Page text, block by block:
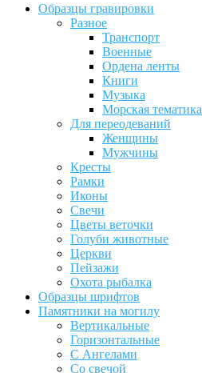
Образцы гравировки
Разное
Транспорт
Военные
Ордена ленты
Книги
Музыка
Морская тематика
Для переодеваний
Женщины
Мужчины
Кресты
Рамки
Иконы
Свечи
Цветы веточки
Голуби животные
Церкви
Пейзажи
Охота рыбалка
Образцы шрифтов
Памятники на могилу
Вертикальные
Горизонтальные
С Ангелами
Со свечой